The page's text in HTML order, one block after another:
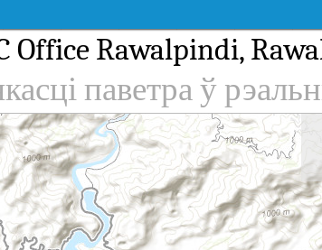
Office Rawalpindi,
паветра ў